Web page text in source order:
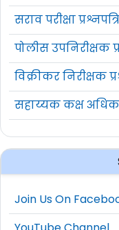
सराव परीक्षा
पोलीस उपनिरीक्षक
विक्रीकर निरीक्षक
सहाय्यक कक्ष
Join Us On